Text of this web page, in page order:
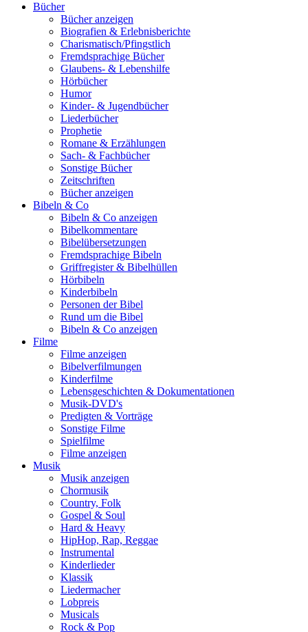
Bücher
Bücher anzeigen
Biografien & Erlebnisberichte
Charismatisch/Pfingstlich
Fremdsprachige Bücher
Glaubens- & Lebenshilfe
Hörbücher
Humor
Kinder- & Jugendbücher
Liederbücher
Prophetie
Romane & Erzählungen
Sach- & Fachbücher
Sonstige Bücher
Zeitschriften
Bücher anzeigen
Bibeln & Co
Bibeln & Co anzeigen
Bibelkommentare
Bibelübersetzungen
Fremdsprachige Bibeln
Griffregister & Bibelhüllen
Hörbibeln
Kinderbibeln
Personen der Bibel
Rund um die Bibel
Bibeln & Co anzeigen
Filme
Filme anzeigen
Bibelverfilmungen
Kinderfilme
Lebensgeschichten & Dokumentationen
Musik-DVD's
Predigten & Vorträge
Sonstige Filme
Spielfilme
Filme anzeigen
Musik
Musik anzeigen
Chormusik
Country, Folk
Gospel & Soul
Hard & Heavy
HipHop, Rap, Reggae
Instrumental
Kinderlieder
Klassik
Liedermacher
Lobpreis
Musicals
Rock & Pop